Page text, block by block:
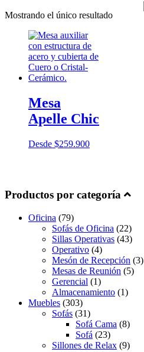
Mostrando el único resultado
Mesa
Apelle Chic
Desde $259.900
Productos por categoría
Oficina (79)
Sofás de Oficina (22)
Sillas Operativas (43)
Operativo (4)
Mesón de Recepción (3)
Mesas de Reunión (5)
Gerencial (1)
Almacenamiento (1)
Muebles (303)
Sofás (31)
Sofá Cama (8)
Sofá (23)
Sillones de Relax (9)